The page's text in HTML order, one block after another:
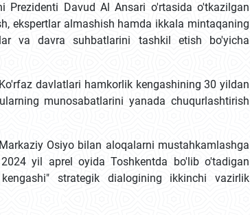
Prezidenti Davud Al Ansari o'rtasida o'tkazilgan
ekspertlar almashish hamda ikkala mintaqaning
va davra suhbatlarini tashkil etish bo'yicha
davlatlari hamkorlik kengashining 30 yildan
munosabatlarini yanada chuqurlashtirish
Osiyo bilan aloqalarni mustahkamlashga
yil aprel oyida Toshkentda bo'lib o'tadigan
strategik dialogining ikkinchi vazirlik